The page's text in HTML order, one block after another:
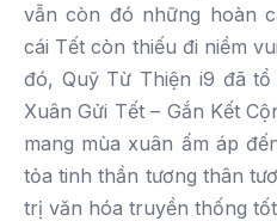
vẫn còn đó những hoàn
cái Tết còn thiếu đi niềm
đó, Quỹ Từ Thiện i9 đã
Xuân Gửi Tết – Gắn Kết
mang mùa xuân ấm áp
tỏa tinh thần tương thân
trị văn hóa truyền thống